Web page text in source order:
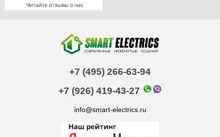
+7 (495) 266-63-94
+7 (926) 419-43-27
info@smart-electrics.ru